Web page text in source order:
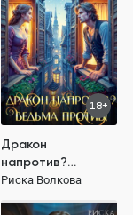
18+
Дракон
напротив?
Ведьма - против!
Риска Волкова